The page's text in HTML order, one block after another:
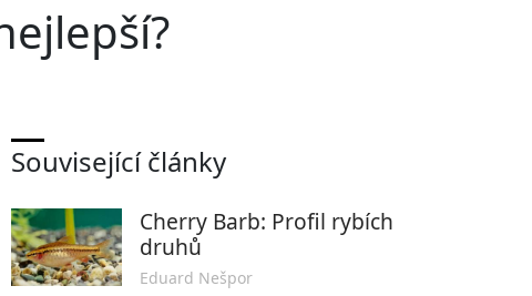
Související články
Cherry Barb: Profil rybích
druhů
Eduard Nešpor